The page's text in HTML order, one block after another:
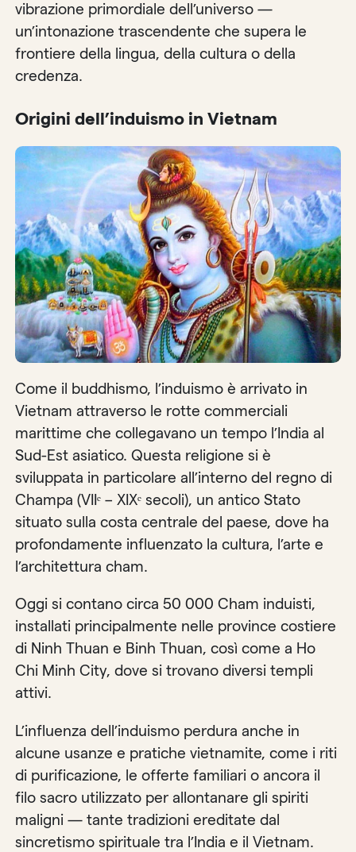
vibrazione primordiale dell’universo —
un’intonazione trascendente che supera le
frontiere della lingua, della cultura o della
credenza.
Origini dell’induismo in Vietnam
Come il buddhismo, l’induismo è arrivato in
Vietnam attraverso le rotte commerciali
marittime che collegavano un tempo l’India al
Sud-Est asiatico. Questa religione si è
sviluppata in particolare all’interno del regno di
Champa (VIIᵉ – XIXᵉ secoli), un antico Stato
situato sulla costa centrale del paese, dove ha
profondamente influenzato la cultura, l’arte e
l’architettura cham.
Oggi si contano circa 50 000 Cham induisti,
installati principalmente nelle province costiere
di Ninh Thuan e Binh Thuan, così come a Ho
Chi Minh City, dove si trovano diversi templi
attivi.
L’influenza dell’induismo perdura anche in
alcune usanze e pratiche vietnamite, come i riti
di purificazione, le offerte familiari o ancora il
filo sacro utilizzato per allontanare gli spiriti
maligni — tante tradizioni ereditate dal
sincretismo spirituale tra l’India e il Vietnam.